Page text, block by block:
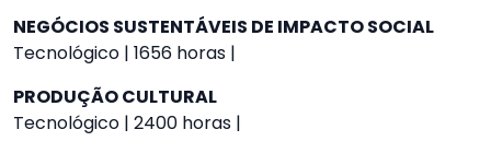
NEGÓCIOS SUSTENTÁVEIS DE IMPACTO SOCIAL
Tecnológico | 1656 horas |
PRODUÇÃO CULTURAL
Tecnológico | 2400 horas |